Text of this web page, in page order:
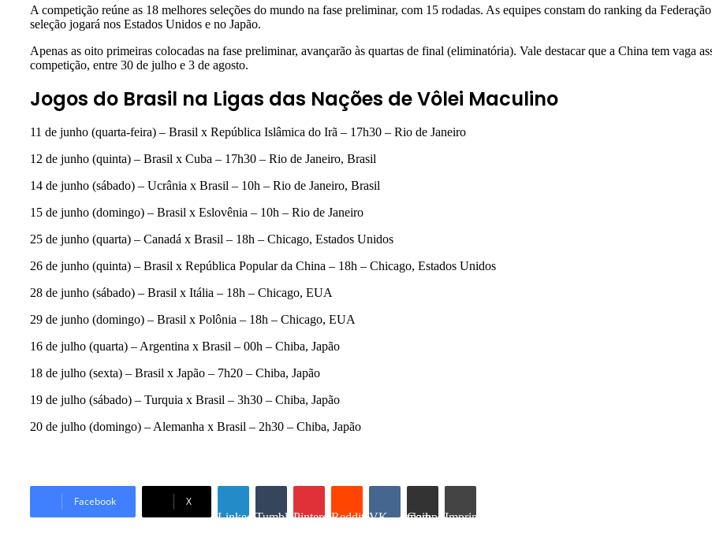
A competição reúne as 18 melhores seleções do mundo na fase preliminar, com 15 rodadas. As equipes constam do ranking da
seleção jogará nos Estados Unidos e no Japão.
Apenas as oito primeiras colocadas na fase preliminar, avançarão às quartas de final (eliminatória). Vale destacar que a China tem vaga
competição, entre 30 de julho e 3 de agosto.
Jogos do Brasil na Ligas das Nações de Vôlei Maculino
11 de junho (quarta-feira) – Brasil x República Islâmica do Irã – 17h30 – Rio de Janeiro
12 de junho (quinta) – Brasil x Cuba – 17h30 – Rio de Janeiro, Brasil
14 de junho (sábado) – Ucrânia x Brasil – 10h – Rio de Janeiro, Brasil
15 de junho (domingo) – Brasil x Eslovênia – 10h – Rio de Janeiro
25 de junho (quarta) – Canadá x Brasil – 18h – Chicago, Estados Unidos
26 de junho (quinta) – Brasil x República Popular da China – 18h – Chicago, Estados Unidos
28 de junho (sábado) – Brasil x Itália – 18h – Chicago, EUA
29 de junho (domingo) – Brasil x Polônia – 18h – Chicago, EUA
16 de julho (quarta) – Argentina x Brasil – 00h – Chiba, Japão
18 de julho (sexta) – Brasil x Japão – 7h20 – Chiba, Japão
19 de julho (sábado) – Turquia x Brasil – 3h30 – Chiba, Japão
20 de julho (domingo) – Alemanha x Brasil – 2h30 – Chiba, Japão
Facebook
X
LinkedinTumblr PinterestReddit VK Compartilhar via e-mail Imprimir